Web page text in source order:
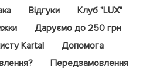
Відгуки
Клуб "LUX"
Даруємо до 250 грн
Kartal
Допомога
Передзамовлення